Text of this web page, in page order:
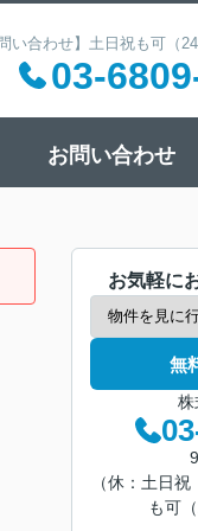
合わせ】土日祝も可（24
03-
お問い合わせ
お気軽に
無
株
（休：土日
も可